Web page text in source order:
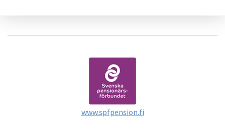
www.spfpension.fi